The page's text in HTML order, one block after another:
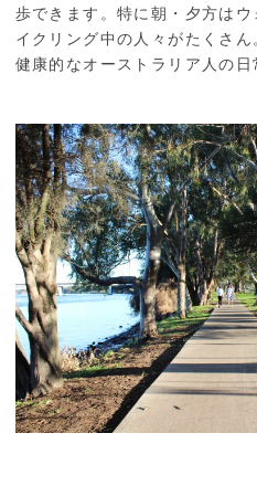
歩できます。特に朝・夕方は
イクリング中の人々がたくさん
健康的なオーストラリア人の日